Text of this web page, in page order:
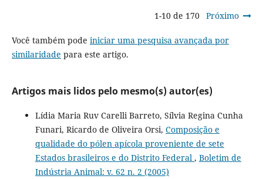
1-10 de 170 Próximo
Você também pode iniciar uma pesquisa avançada por
similaridade para este artigo.
Artigos mais lidos pelo mesmo(s) autor(es)
Lídia Maria Ruv Carelli Barreto, Sílvia Regina Cunha
Funari, Ricardo de Oliveira Orsi, Composição e
qualidade do pólen apícola proveniente de sete
Estados brasileiros e do Distrito Federal , Boletim de
Indústria Animal: v. 62 n. 2 (2005)